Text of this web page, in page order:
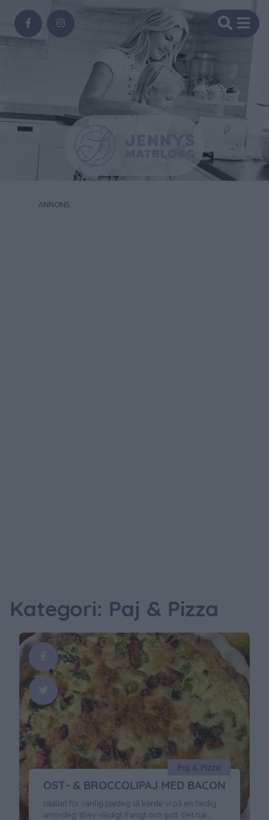
Kategori: Paj & Pizza
OST- & BROCCOLIPAJ MED BACON
Istället för vanlig pajdeg så körde vi på en färdig
smördeg. Blev väldigt frasigt och gott. Det här
Paj & Pizza